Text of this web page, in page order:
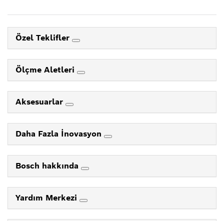
Özel Teklifler
Ölçme Aletleri
Aksesuarlar
Daha Fazla İnovasyon
Bosch hakkında
Yardım Merkezi